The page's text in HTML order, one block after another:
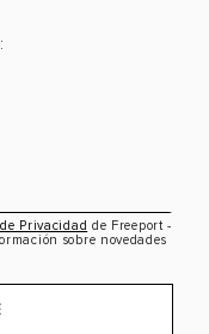
Privacidad de Freeport -
sobre novedades